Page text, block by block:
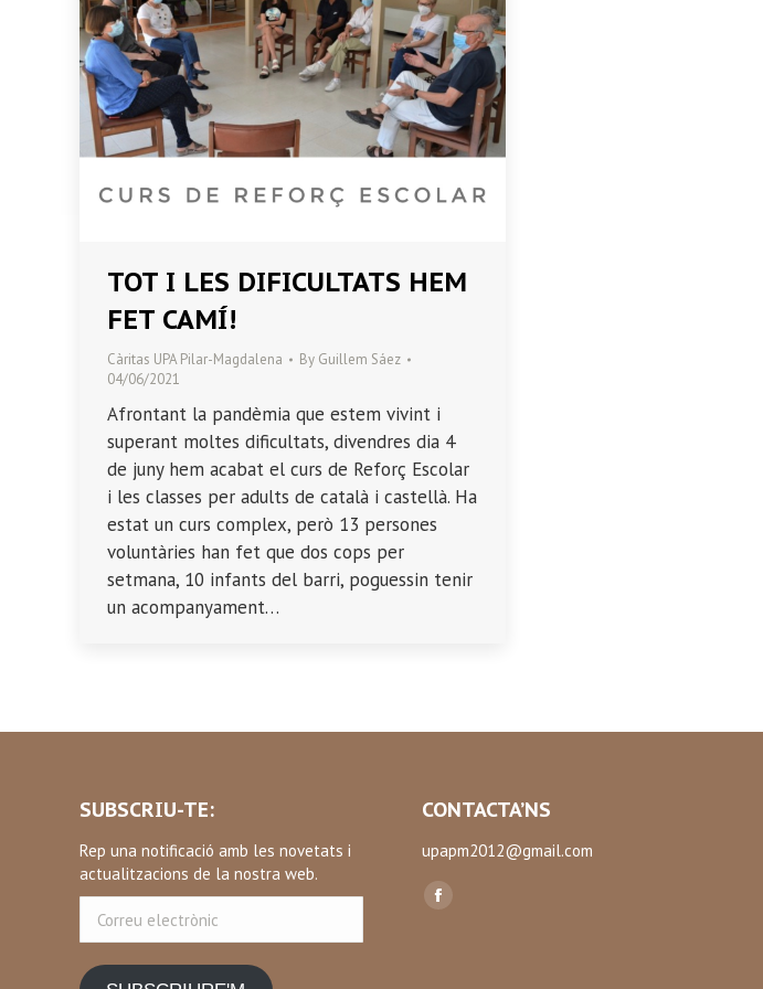
TOT I LES DIFICULTATS HEM
FET CAMÍ!
Càritas UPA Pilar-Magdalena By Guillem Sáez
04/06/2021
Afrontant la pandèmia que estem vivint i
superant moltes dificultats, divendres dia 4
de juny hem acabat el curs de Reforç Escolar
i les classes per adults de català i castellà. Ha
estat un curs complex, però 13 persones
voluntàries han fet que dos cops per
setmana, 10 infants del barri, poguessin tenir
un acompanyament…
SUBSCRIU-TE:
Rep una notificació amb les novetats i
actualitzacions de la nostra web.
electrònic
CONTACTA’NS
upapm2012@gmail.com
Find us on:
Facebook